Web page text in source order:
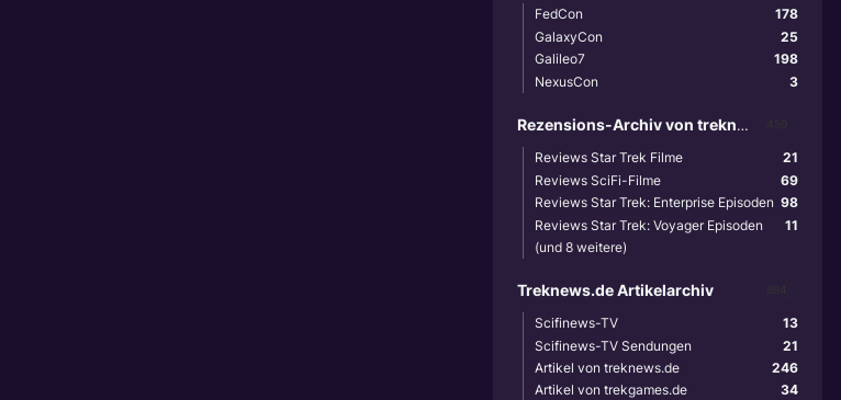
178
FedCon
25
GalaxyCon
198
Galileo7
3
NexusCon
Rezensions-Archiv von treknews.de
21
Reviews Star Trek Filme
69
Reviews SciFi-Filme
98
Reviews Star Trek: Enterprise Episoden
11
Reviews Star Trek: Voyager Episoden
(und 8 weitere)
Treknews.de Artikelarchiv
13
Scifinews-TV
21
Scifinews-TV Sendungen
246
Artikel von treknews.de
34
Artikel von trekgames.de